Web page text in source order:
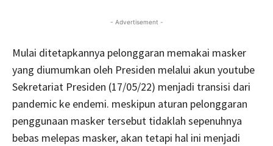
- Advertisement -
Mulai ditetapkannya pelonggaran memakai masker
yang diumumkan oleh Presiden melalui akun youtube
Sekretariat Presiden (17/05/22) menjadi transisi dari
pandemic ke endemi. meskipun aturan pelonggaran
penggunaan masker tersebut tidaklah sepenuhnya
bebas melepas masker, akan tetapi hal ini menjadi